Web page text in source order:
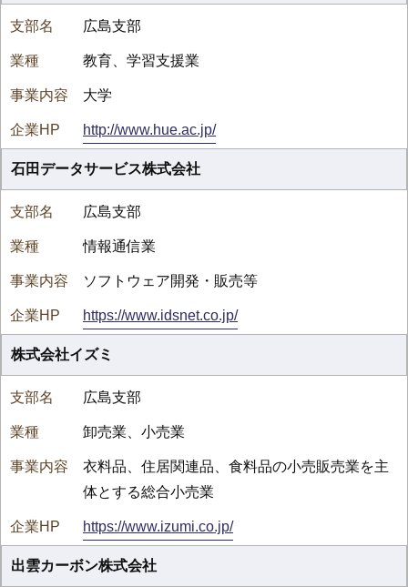
広島支部
教育、学習支援業
大学
http://www.hue.ac.jp/
石田データサービス株式会社
広島支部
情報通信業
ソフトウェア開発・販売等
https://www.idsnet.co.jp/
株式会社イズミ
広島支部
卸売業、小売業
衣料品、住居関連品、食料品の小売販売業を主
体とする総合小売業
https://www.izumi.co.jp/
出雲カーボン株式会社